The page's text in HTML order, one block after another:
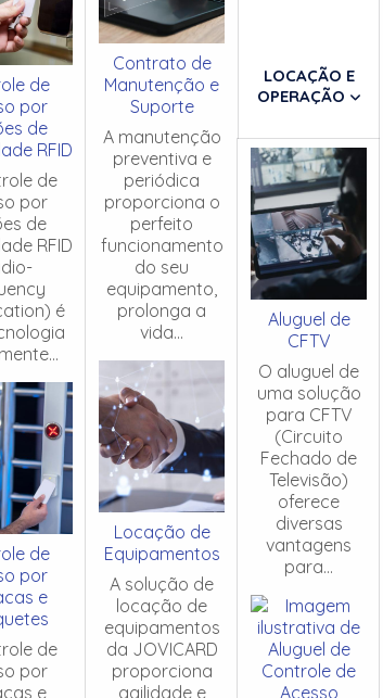
de
por
de
RFID
de
por
de
RFID
é
de
por
e
de
por
e
Contrato de
Manutenção e
Suporte
A manutenção
preventiva e
periódica
proporciona o
perfeito
funcionamento
do seu
equipamento,
prolonga a
vida...
Locação de
Equipamentos
A solução de
locação de
equipamentos
da JOVICARD
proporciona
agilidade e
LOCAÇÃO E
OPERAÇÃO
Aluguel de
CFTV
O aluguel de
uma solução
para CFTV
(Circuito
Fechado de
Televisão)
oferece
diversas
vantagens
para...